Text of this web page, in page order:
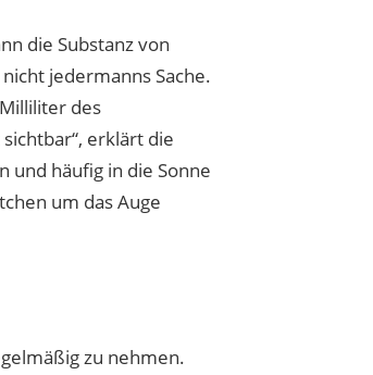
die Substanz von
jedermanns Sache.
des
erklärt die
und häufig in die Sonne
um das Auge
zu nehmen.